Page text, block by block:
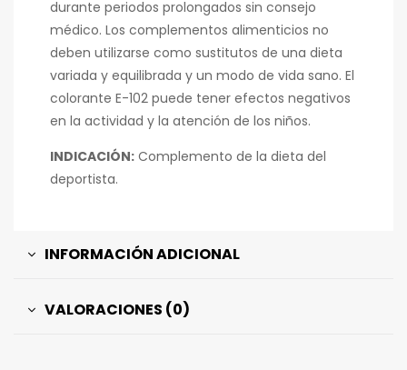
durante periodos prolongados sin consejo
médico. Los complementos alimenticios no
deben utilizarse como sustitutos de una dieta
variada y equilibrada y un modo de vida sano. El
colorante E-102 puede tener efectos negativos
en la actividad y la atención de los niños.
INDICACIÓN: Complemento de la dieta del
deportista.
INFORMACIÓN ADICIONAL
VALORACIONES (0)